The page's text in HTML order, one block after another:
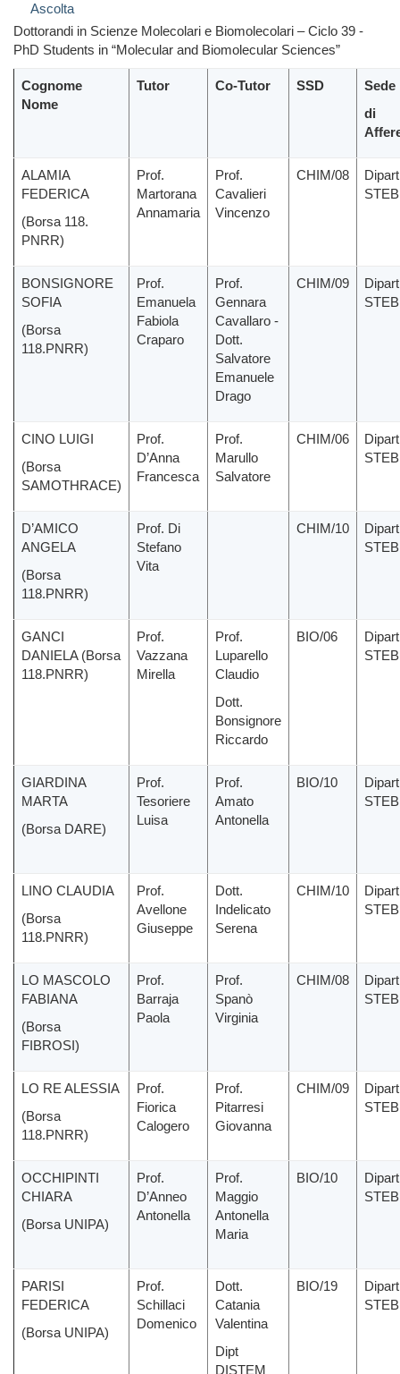
Ascolta
Dottorandi in Scienze Molecolari e Biomolecolari – Ciclo 39 -
PhD Students in “Molecular and Biomolecular Sciences”
Cognome
Nome
Tutor Co-Tutor SSD
Sede
di
ALAMIA
FEDERICA
(Borsa 118.
PNRR)
Prof.
Martorana
Annamaria
Prof.
Cavalieri
Vincenzo
CHIM/08
BONSIGNORE
SOFIA
(Borsa
118.PNRR)
Prof.
Emanuela
Fabiola
Craparo
Prof.
Gennara
Cavallaro -
Dott.
Salvatore
Emanuele
Drago
CHIM/09
CINO LUIGI
(Borsa
SAMOTHRACE)
Prof.
D’Anna
Francesca
Prof.
Marullo
Salvatore
CHIM/06
D’AMICO
ANGELA
(Borsa
118.PNRR)
Prof. Di
Stefano
Vita
CHIM/10
GANCI
DANIELA (Borsa
118.PNRR)
Prof.
Vazzana
Mirella
Prof.
Luparello
Claudio
Dott.
Bonsignore
Riccardo
BIO/06
GIARDINA
MARTA
(Borsa DARE)
Prof.
Tesoriere
Luisa
Prof.
Amato
Antonella
BIO/10
LINO CLAUDIA
(Borsa
118.PNRR)
Prof.
Avellone
Giuseppe
Dott.
Indelicato
Serena
CHIM/10
LO MASCOLO
FABIANA
(Borsa
FIBROSI)
Prof.
Barraja
Paola
Prof.
Spanò
Virginia
CHIM/08
LO RE ALESSIA
(Borsa
118.PNRR)
Prof.
Fiorica
Calogero
Prof.
Pitarresi
Giovanna
CHIM/09
OCCHIPINTI
CHIARA
(Borsa UNIPA)
Prof.
D’Anneo
Antonella
Prof.
Maggio
Antonella
Maria
BIO/10
PARISI
FEDERICA
(Borsa UNIPA)
Prof.
Schillaci
Domenico
Dott.
Catania
Valentina
Dipt
DISTEM
BIO/19